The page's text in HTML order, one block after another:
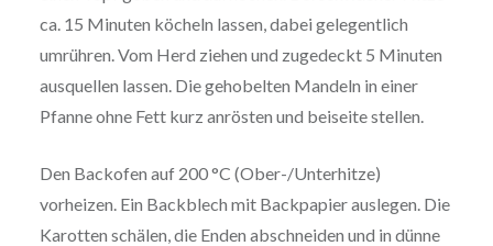
ca. 15 Minuten köcheln lassen, dabei gelegentlich
umrühren. Vom Herd ziehen und zugedeckt 5 Minuten
ausquellen lassen. Die gehobelten Mandeln in einer
Pfanne ohne Fett kurz anrösten und beiseite stellen.
Den Backofen auf 200 °C (Ober-/Unterhitze)
vorheizen. Ein Backblech mit Backpapier auslegen. Die
Karotten schälen, die Enden abschneiden und in dünne